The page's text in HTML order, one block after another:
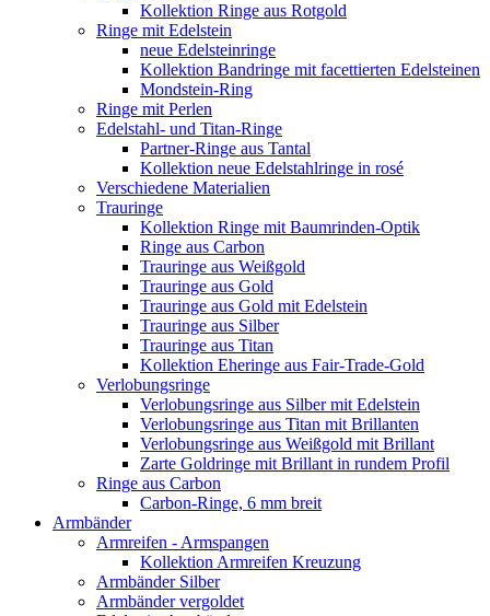
Kollektion Ringe aus Rotgold
Ringe mit Edelstein
neue Edelsteinringe
Kollektion Bandringe mit facettierten Edelsteinen
Mondstein-Ring
Ringe mit Perlen
Edelstahl- und Titan-Ringe
Partner-Ringe aus Tantal
Kollektion neue Edelstahlringe in rosé
Verschiedene Materialien
Trauringe
Kollektion Ringe mit Baumrinden-Optik
Ringe aus Carbon
Trauringe aus Weißgold
Trauringe aus Gold
Trauringe aus Gold mit Edelstein
Trauringe aus Silber
Trauringe aus Titan
Kollektion Eheringe aus Fair-Trade-Gold
Verlobungsringe
Verlobungsringe aus Silber mit Edelstein
Verlobungsringe aus Titan mit Brillanten
Verlobungsringe aus Weißgold mit Brillant
Zarte Goldringe mit Brillant in rundem Profil
Ringe aus Carbon
Carbon-Ringe, 6 mm breit
Armbänder
Armreifen - Armspangen
Kollektion Armreifen Kreuzung
Armbänder Silber
Armbänder vergoldet